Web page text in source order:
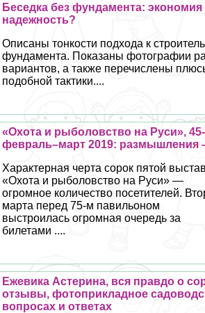
Беседка без фундамента: экономия
надежность?
Описаны тонкости подхода к
фундамента. Показаны фотографии
вариантов, а также перечислены
подобной тактики....
«Охота и рыболовство на Руси»,
февраль–март 2019: размышления
Хаpaктерная черта сорок пятой
«Охота и рыболовство на Руси» —
огромное количество посетителей.
марта перед 75-м павильоном
выстроилась огромная очередь за
билетами ....
Ежевика Астерина, вся правдо о
отзывы, фотоприкладное
вопросах и ответах